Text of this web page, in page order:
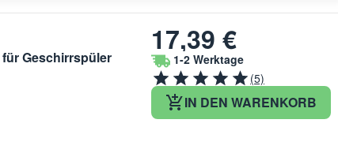
für Geschirrspüler
17,39 €
1-2 Werktage
(5)
IN DEN WARENKORB